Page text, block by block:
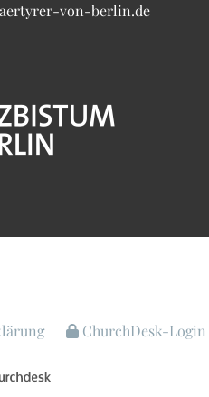
von-berlin.de
ChurchDesk-Login